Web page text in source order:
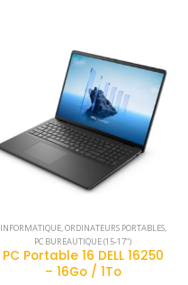
INFORMATIQUE,ORDINATEURS PORTABLES,
PC BUREAUTIQUE (15-17")
PC Portable 16 DELL 16250
– 16Go / 1To